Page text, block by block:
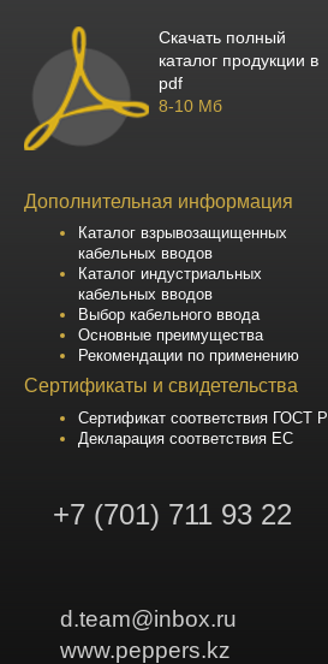
Скачать полный
каталог продукции в
pdf
8-10 Мб
Дополнительная информация
Каталог взрывозащищенных
кабельных вводов
Каталог индустриальных
кабельных вводов
Выбор кабельного ввода
Основные преимущества
Рекомендации по применению
Сертификаты и свидетельства
Сертификат соответствия ГОСТ Р
Декларация соответствия ЕС
+7 (701) 711 93 22
d.team@inbox.ru
www.peppers.kz